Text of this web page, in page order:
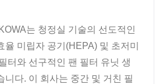
는 청정실 기술의 선도적인
율 미립자 공기(HEPA) 및 초저미
터와 선구적인 팬 필터 유닛 생
니다. 이 회사는 중간 및 거친 필